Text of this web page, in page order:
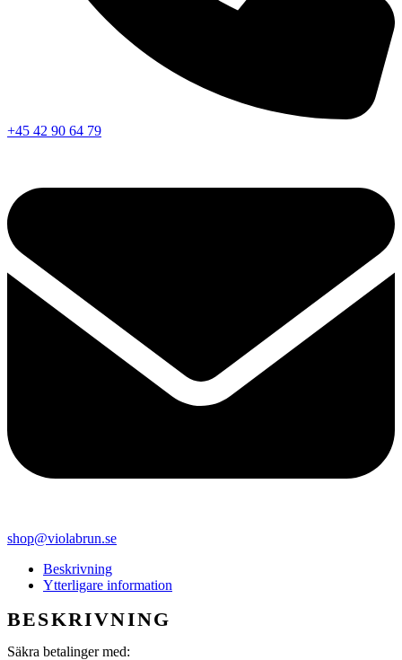
+45 42 90 64 79
shop@violabrun.se
Beskrivning
Ytterligare information
BESKRIVNING
Säkra betalinger med: